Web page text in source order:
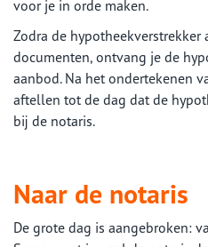
voor je in orde maken.
Zodra de
documenten, ontvang je de
aanbod. Na het ondertekenen
aftellen tot de dag dat de
bij de notaris.
Naar de notaris
De grote dag is aangebroken: